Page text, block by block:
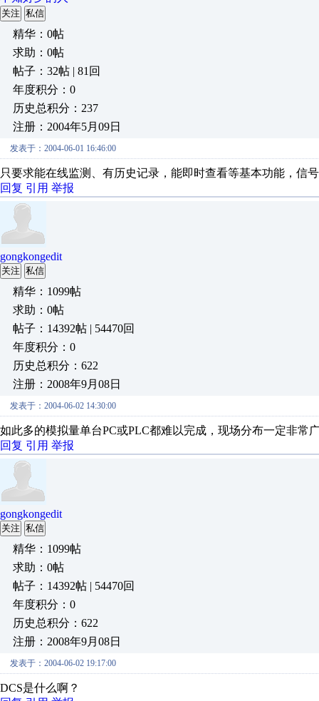
关注 私信
精华：0帖
求助：0帖
帖子：32帖 | 81回
年度积分：0
历史总积分：237
注册：2004年5月09日
发表于：2004-06-01 16:46:00
只要求能在线监测、有历史记录，能即时查看等基本功能，信
回复 引用 举报
gongkongedit
关注 私信
精华：1099帖
求助：0帖
帖子：14392帖 | 54470回
年度积分：0
历史总积分：622
注册：2008年9月08日
发表于：2004-06-02 14:30:00
如此多的模拟量单台PC或PLC都难以完成，现场分布一定非常
回复 引用 举报
gongkongedit
关注 私信
精华：1099帖
求助：0帖
帖子：14392帖 | 54470回
年度积分：0
历史总积分：622
注册：2008年9月08日
发表于：2004-06-02 19:17:00
DCS是什么啊？